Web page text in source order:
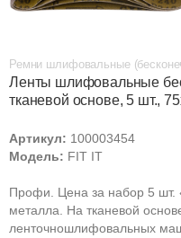
Ремни шлифовальные
Ленты шлифовальные
тканевой основе, 5 шт.,
Артикул: 100003454
Модель: FIT IT
Профи. Цена за набор 5 шт.
металла. На тканевой
ленточношлифовальных